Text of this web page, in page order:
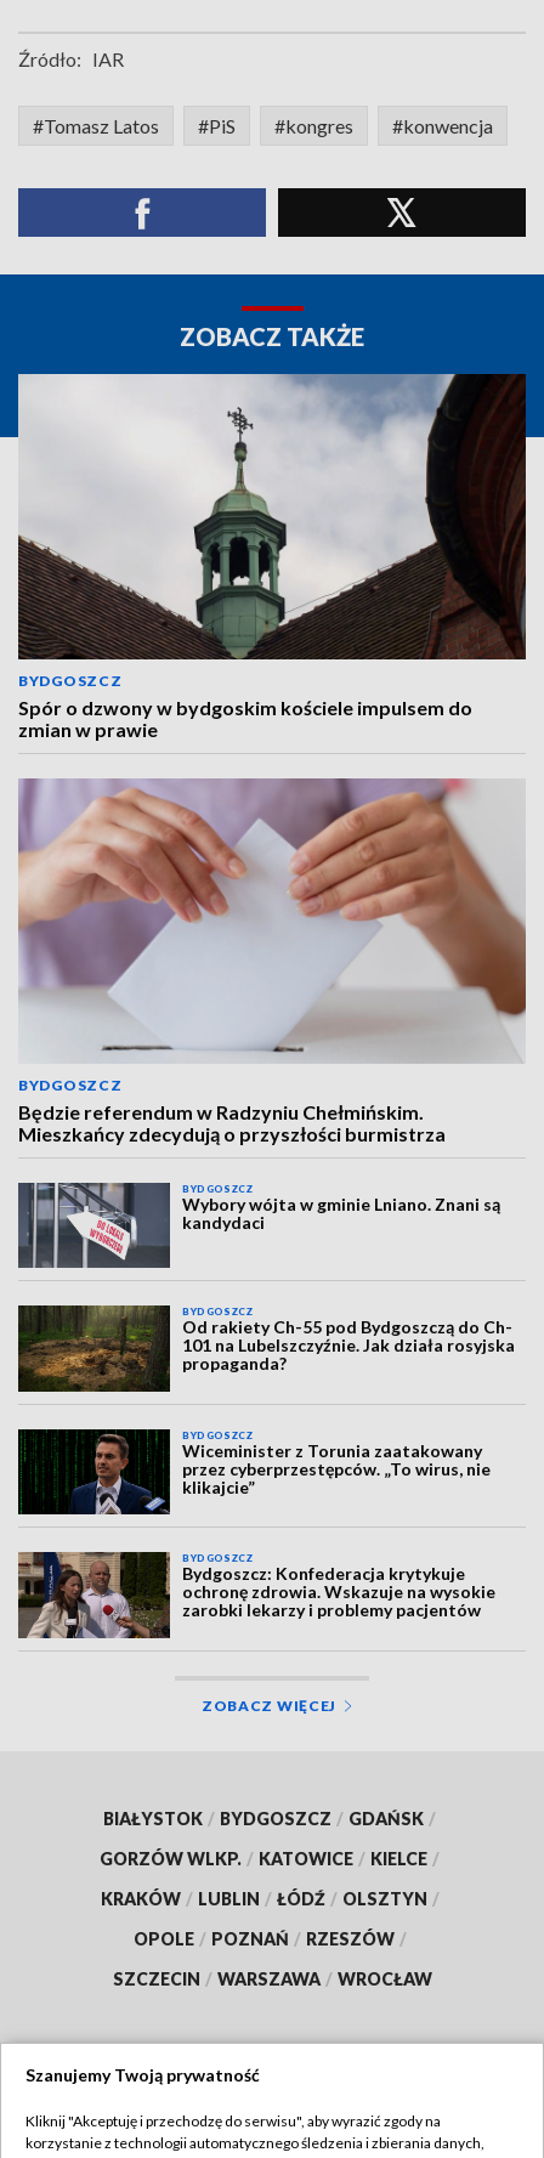
Źródło: IAR
#Tomasz Latos #PiS #kongres #konwencja
ZOBACZ TAKŻE
BYDGOSZCZ
Spór o dzwony w bydgoskim kościele impulsem do
zmian w prawie
BYDGOSZCZ
Będzie referendum w Radzyniu Chełmińskim.
Mieszkańcy zdecydują o przyszłości burmistrza
BYDGOSZCZ
Wybory wójta w gminie Lniano. Znani są
kandydaci
BYDGOSZCZ
Od rakiety Ch-55 pod Bydgoszczą do Ch-
101 na Lubelszczyźnie. Jak działa rosyjska
propaganda?
BYDGOSZCZ
Wiceminister z Torunia zaatakowany
przez cyberprzestępców. „To wirus, nie
klikajcie”
BYDGOSZCZ
Bydgoszcz: Konfederacja krytykuje
ochronę zdrowia. Wskazuje na wysokie
zarobki lekarzy i problemy pacjentów
ZOBACZ WIĘCEJ
BIAŁYSTOK / BYDGOSZCZ / GDAŃSK /
GORZÓW WLKP. / KATOWICE / KIELCE /
KRAKÓW / LUBLIN / ŁÓDŹ / OLSZTYN /
OPOLE / POZNAŃ / RZESZÓW /
SZCZECIN / WARSZAWA / WROCŁAW
TVP
Szanujemy Twoją prywatność
Kliknij "Akceptuję i przechodzę do serwisu", aby wyrazić zgody na
korzystanie z technologii automatycznego śledzenia i zbierania danych,